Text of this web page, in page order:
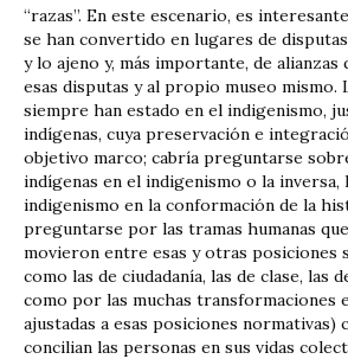
“razas”. En este escenario, es
se han convertido en lugares de
y lo ajeno y, más importante, de alianzas
esas disputas y al propio museo mismo.
siempre han estado en el indigenismo,
indígenas, cuya preservación e
objetivo marco; cabría preguntarse
indígenas en el indigenismo o la inversa,
indigenismo en la conformación de la
preguntarse por las tramas humanas
movieron entre esas y otras posiciones
como las de ciudadanía, las de clase, las
como por las muchas transformaciones
ajustadas a esas posiciones normativas)
concilian las personas en sus vidas